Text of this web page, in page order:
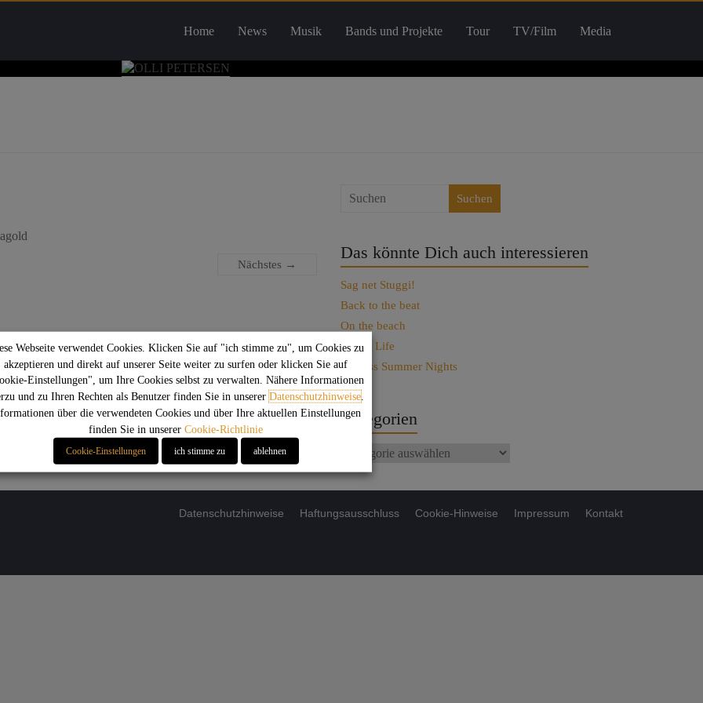
Home News Musik Bands und Projekte Tour TV/Film Media
Nächstes →
Suchen
Das könnte Dich auch interessieren
Sag net Stuggi!
Back to the beat
On the beach
Jet Set Life
Endless Summer Nights
Kategorien
Datenschutzhinweise Haftungsausschluss Cookie-Hinweise Impressum Kontakt
Webseite verwendet Cookies. Klicken Sie auf "ich stimme zu", um Cookies zu
akzeptieren und direkt auf unserer Seite weiter zu surfen oder klicken Sie auf
Einstellungen", um Ihre Cookies selbst zu verwalten. Nähere Informationen
und zu Ihren Rechten als Benutzer finden Sie in unsererDatenschutzhinweise.
über die verwendeten Cookies und über Ihre aktuellen Einstellungen
finden Sie in unserer Cookie-Richtlinie
Cookie-Einstellungen ich stimme zu ablehnen